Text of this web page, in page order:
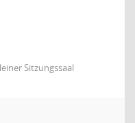
Sitzungssaal